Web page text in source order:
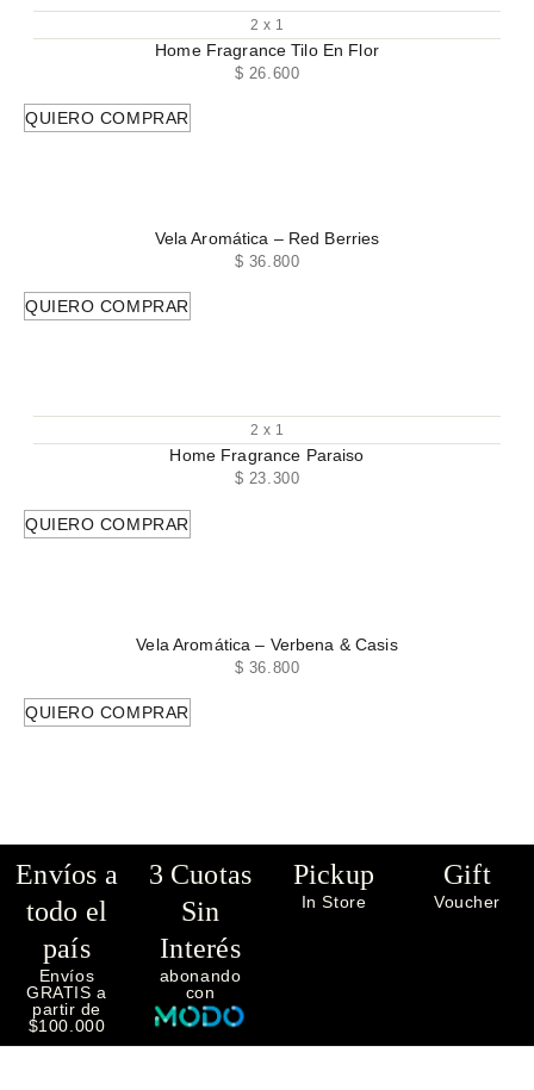
2 x 1
Home Fragrance Tilo En Flor
$ 26.600
QUIERO COMPRAR
Vela Aromática – Red Berries
$ 36.800
QUIERO COMPRAR
2 x 1
Home Fragrance Paraiso
$ 23.300
QUIERO COMPRAR
Vela Aromática – Verbena & Casis
$ 36.800
QUIERO COMPRAR
Envíos a
todo el
país
Envíos
GRATIS a
partir de
$100.000
3 Cuotas
Sin
Interés
abonando
con
Pickup
In Store
Gift
Voucher